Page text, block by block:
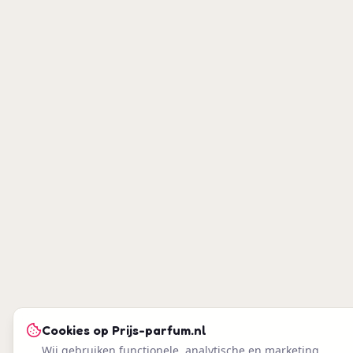
Cookies op Prijs-parfum.nl